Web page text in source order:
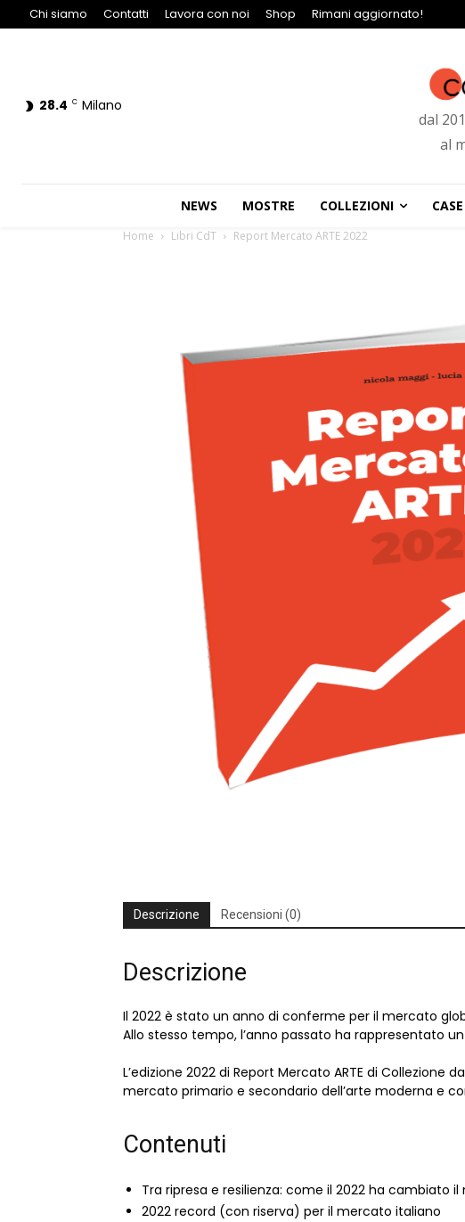
Chi siamo Contatti Lavora con noi Shop Rimani aggiornato!
28.4 C Milano
dal
al
NEWS MOSTRE COLLEZIONI
Home Libri CdT Report Mercato ARTE 2022
Descrizione Recensioni (0)
Descrizione
Il 2022 è stato un anno di conferme per il mercato
Allo stesso tempo, l’anno passato ha rappresentato
L’edizione 2022 di Report Mercato ARTE di
mercato primario e secondario dell’arte moderna e
Contenuti
Tra ripresa e resilienza: come il 2022 ha cambiato il
2022 record (con riserva) per il mercato italiano